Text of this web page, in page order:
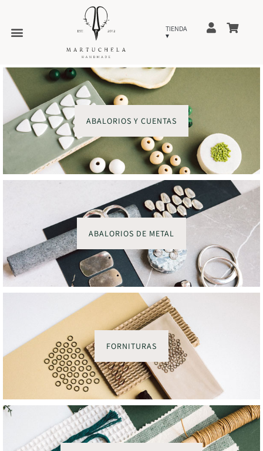
ABALORIOS Y CUENTAS
ABALORIOS DE METAL
FORNITURAS